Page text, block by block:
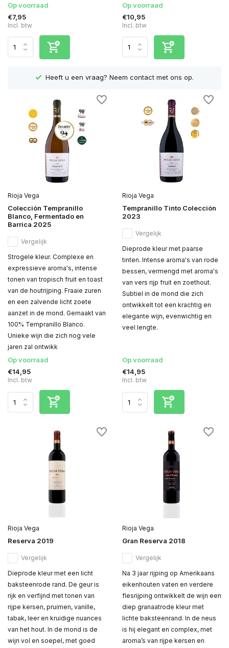
Op voorraad
€7,95
Incl. btw
Op voorraad
€10,95
Incl. btw
Heeft u een vraag? Neem contact met ons op.
Rioja Vega
Colección Tempranillo
Blanco, Fermentado en
Barrica 2025
Vergelijk
Strogele kleur. Complexe en
expressieve aroma's, intense
tonen van tropisch fruit en toast
van de houtrijping. Fraaie zuren
en een zalvende licht zoete
aanzet in de mond. Gemaakt van
100% Tempranillo Blanco.
Unieke wijn die zich nog vele
jaren zal ontwikk
Op voorraad
€14,95
Incl. btw
Rioja Vega
Tempranillo Tinto Colección
2023
Vergelijk
Dieprode kleur met paarse
tinten. Intense aroma's van rode
bessen, vermengd met aroma's
van vers rijp fruit en zoethout.
Subtiel in de mond die zich
ontwikkelt tot een krachtig en
elegante wijn, evenwichtig en
veel lengte.
Op voorraad
€14,95
Incl. btw
Rioja Vega
Reserva 2019
Vergelijk
Dieprode kleur met een licht
baksteenrode rand. De geur is
rijk en verfijnd met tonen van
rijpe kersen, pruimen, vanille,
tabak, leer en kruidige nuances
van het hout. In de mond is de
wijn vol en soepel, met goed
Rioja Vega
Gran Reserva 2018
Vergelijk
Na 3 jaar rijping op Amerikaans
eikenhouten vaten en verdere
flesrijping ontwikkelt de wijn een
diep granaatrode kleur met
lichte baksteenrand. In de neus
is hij elegant en complex, met
aroma’s van rijpe kersen en